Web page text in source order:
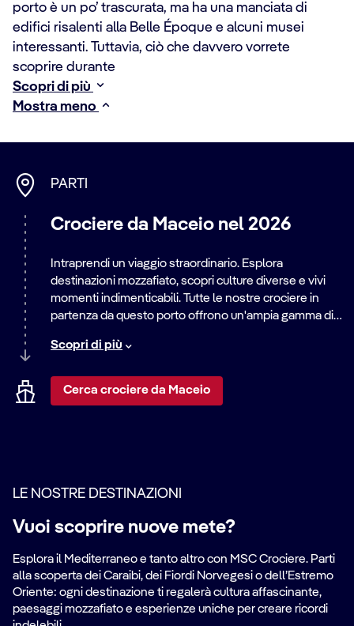
porto è un po’ trascurata, ma ha una manciata di
edifici risalenti alla Belle Époque e alcuni musei
interessanti. Tuttavia, ciò che davvero vorrete
scoprire durante
Scopri di più
Mostra meno
PARTI
Crociere da Maceio nel 2026
Intraprendi un viaggio straordinario. Esplora
destinazioni mozzafiato, scopri culture diverse e vivi
momenti indimenticabili. Tutte le nostre crociere in
partenza da questo porto offrono un'ampia gamma di
emozionanti avventure in città. Scopri il mondo con
Scopri di più
Cerca crociere da Maceio
LE NOSTRE DESTINAZIONI
Vuoi scoprire nuove mete?
Esplora il Mediterraneo e tanto altro con MSC Crociere. Parti
alla scoperta dei Caraibi, dei Fiordi Norvegesi o dell’Estremo
Oriente: ogni destinazione ti regalerà cultura affascinante,
paesaggi mozzafiato e esperienze uniche per creare ricordi